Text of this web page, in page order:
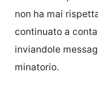
non ha mai
continuato a
inviandole
minatorio.